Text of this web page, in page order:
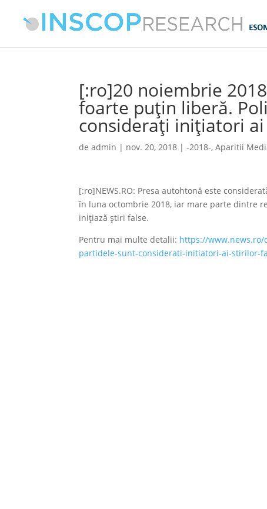
[:ro]20 noiembrie
foarte puţin liberă.
consideraţi iniţiatori ai
deadmin | nov. 20, 2018 |-2018-,Aparitii
[:ro]NEWS.RO: Presa autohtonă este
în luna octombrie 2018, iar mare parte dintre
iniţiază ştiri false.
Pentru mai multe detalii: https://
partidele-sunt-considerati-initiatori-ai-stirilor-